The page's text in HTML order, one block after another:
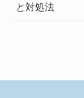
と対処法